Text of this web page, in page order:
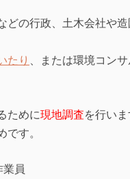
どの行政、土木会社や
たり 、または環境コン
ために現地調査を行いま
す。